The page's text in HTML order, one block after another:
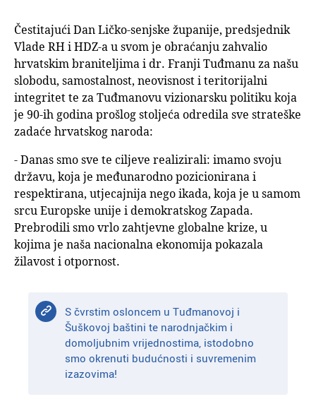
Čestitajući Dan Ličko-senjske županije, predsjednik
Vlade RH i HDZ-a u svom je obraćanju zahvalio
hrvatskim braniteljima i dr. Franji Tuđmanu za našu
slobodu, samostalnost, neovisnost i teritorijalni
integritet te za Tuđmanovu vizionarsku politiku koja
je 90-ih godina prošlog stoljeća odredila sve strateške
zadaće hrvatskog naroda:
- Danas smo sve te ciljeve realizirali: imamo svoju
državu, koja je međunarodno pozicionirana i
respektirana, utjecajnija nego ikada, koja je u samom
srcu Europske unije i demokratskog Zapada.
Prebrodili smo vrlo zahtjevne globalne krize, u
kojima je naša nacionalna ekonomija pokazala
žilavost i otpornost.
S čvrstim osloncem u Tuđmanovoj i
Šuškovoj baštini te narodnjačkim i
domoljubnim vrijednostima, istodobno
smo okrenuti budućnosti i suvremenim
izazovima!